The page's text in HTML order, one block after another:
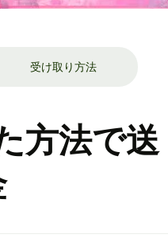
受け取り方法
方法で送